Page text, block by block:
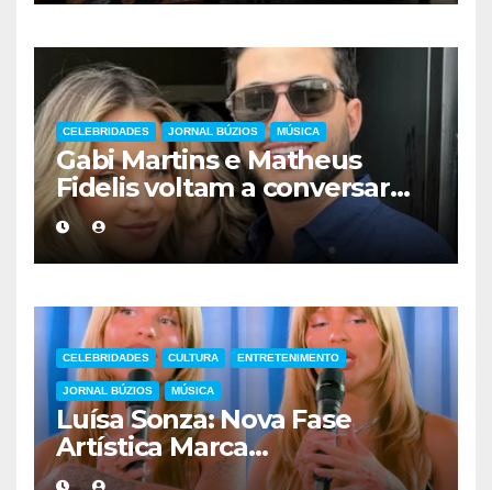
CELEBRIDADES JORNAL BÚZIOS MÚSICA
Gabi Martins e Matheus
Fidelis voltam a conversar
sobre possível reconciliação
CELEBRIDADES CULTURA ENTRETENIMENTO
JORNAL BÚZIOS MÚSICA
Luísa Sonza: Nova Fase
Artística Marca
Distanciamento do Pop e